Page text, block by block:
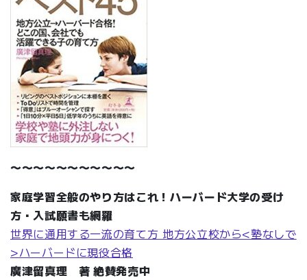
〜〜〜〜〜〜〜〜〜〜〜
家庭学習全般のやり方はこれ！ハーバード大学の受け
方・入試願書も網羅
世界に通用する一流の育て方 地方公立校から<塾なしで
>ハーバードに現役合格
廣津留真理 著 絶賛発売中